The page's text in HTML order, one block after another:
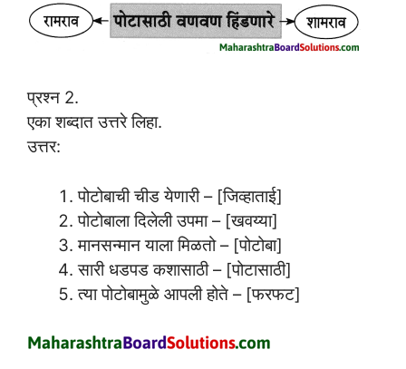
प्रश्न 2.
एका शब्दात उत्तरे लिहा.
उत्तर:
पोटोबाची चीड येणारी – [जिव्हाताई]
पोटोबाला दिलेली उपमा – [खवय्या]
मानसन्मान याला मिळतो – [पोटोबा]
सारी धडपड कशासाठी – [पोटासाठी]
त्या पोटोबामुळे आपली होते – [फरफट]